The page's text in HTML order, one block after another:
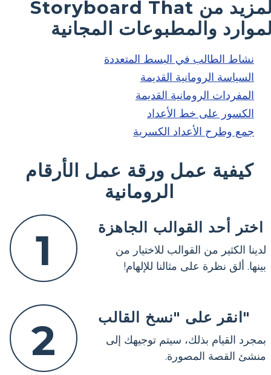
المزيد من Storyboard That
والمطبوعات المجانية
نشاط الطالب في البسط المتعددة
السياسة الرومانية القديمة
المفردات الرومانية القديمة
الكسور على خط الأعداد
جمع وطرح الأعداد الكسرية
كيفية عمل ورقة عمل الأرقام
الرومانية
1 اختر أحد القوالب الجاهزة
لدينا الكثير من القوالب للاختيار من
بينها. ألق نظرة على مثالنا للإلهام!
2 انقر على "نسخ القالب"
بمجرد القيام بذلك، سيتم توجيهك إلى
منشئ القصة المصورة.